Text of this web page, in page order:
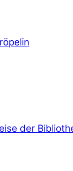
der